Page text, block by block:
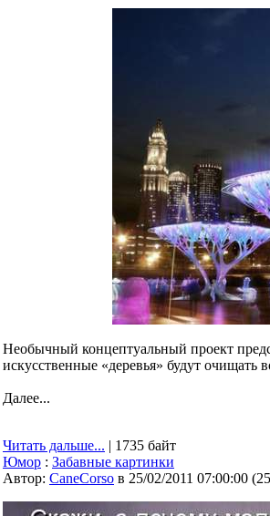
Необычный концептуальный проект
искусственные «деревья» будут очищать
Далее...
Читать дальше... | 1735 байт
Юмор : Забавные картинки
Автор: CaneCorso в 25/02/2011 07:00:00 (